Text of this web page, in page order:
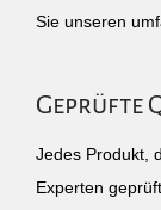
Sie unseren
Geprüfte
Jedes Produkt,
Experten